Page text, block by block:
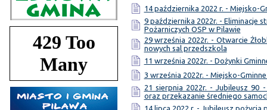
14 października 2022 r. - Miejsko-
9 października 2022r. - Eliminacje
Pożarniczych OSP w Pilawie
29 września 2022r. - Otwarcie
nowych sal przedszkola
11 września 2022r. - Dożynki
3 września 2022r. - Miejsko-
21 sierpnia 2022r. - Jubileusz 90
oraz przekazanie średniego